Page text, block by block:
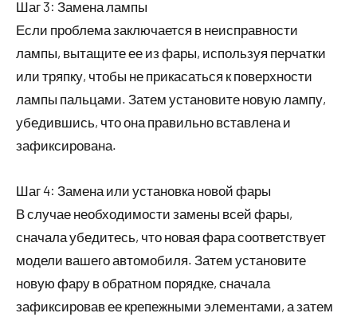
Шаг 3: Замена лампы
Если проблема заключается в неисправности
лампы, вытащите ее из фары, используя перчатки
или тряпку, чтобы не прикасаться к поверхности
лампы пальцами. Затем установите новую лампу,
убедившись, что она правильно вставлена и
зафиксирована.
Шаг 4: Замена или установка новой фары
В случае необходимости замены всей фары,
сначала убедитесь, что новая фара соответствует
модели вашего автомобиля. Затем установите
новую фару в обратном порядке, сначала
зафиксировав ее крепежными элементами, а затем